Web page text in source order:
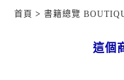
首頁 > 書籍總覽
這個